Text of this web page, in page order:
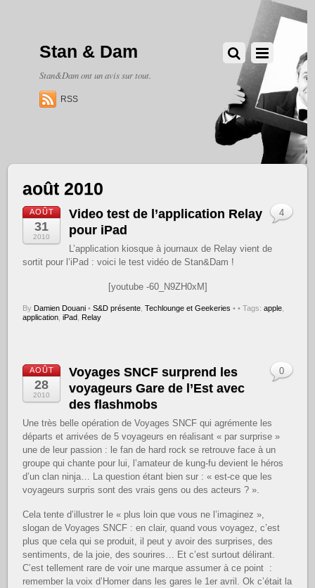
Stan & Dam
Stan&Dam ont un avis sur tout.
RSS
août 2010
AOÛT
31
2010
Video test de l’application Relay
pour iPad
L’application kiosque à journaux de Relay vient de
sortit pour l’iPad : voici le test vidéo de Stan&Dam !
[youtube -60_N9ZH0xM]
By Damien Douani • S&D présente ,Techlounge et Geekeries •
4
• Tags:apple
application ,iPad Relay
AOÛT
28
2010
Voyages SNCF surprend les
voyageurs Gare de l’Est avec
des flashmobs
Une très belle opération de Voyages SNCF qui agrémente les
départs et arrivées de 5 voyageurs en réalisant « par surprise »
une de leur passion : le fan de hard rock se retrouve face à un
groupe qui chante pour lui, l’amateur de kung-fu devient le héros
d’un clan ninja… La question étant bien sur : « est-ce que les
voyageurs surpris sont des vrais gens ou des acteurs ? ».
Cela tente d’illustrer le « plus loin que vous ne l’imaginez »,
slogan de Voyages SNCF : en clair, quand vous voyagez, c’est
plus que cela qui se produit, il peut y avoir des surprises, des
sentiments, de la joie, des sourires… Et c’est surtout délirant.
C’est tellement rare de voir une marque assumer à ce point :
remember la voix d’Homer dans les gares le 1er avril. Ok c’était la
0